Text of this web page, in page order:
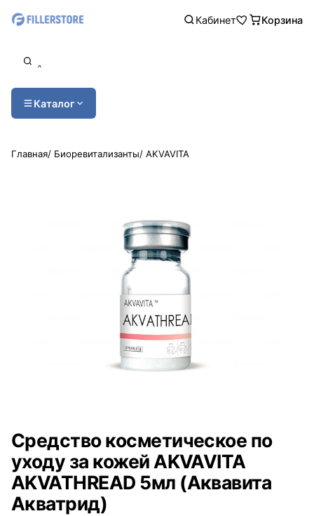
Кабинет Корзина
Каталог
Главная/ Биоревитализанты/ AKVAVITA
Средство косметическое по
уходу за кожей AKVAVITA
AKVATHREAD 5мл (Аквавита
Акватрид)